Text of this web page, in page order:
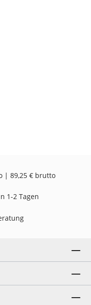
| 89,25 € brutto
1-2 Tagen